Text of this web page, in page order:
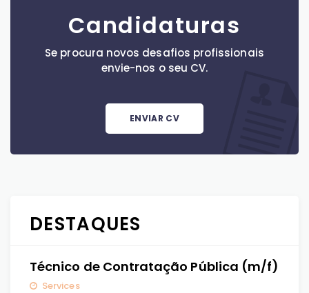
Candidaturas
Se procura novos desafios profissionais
envie-nos o seu CV.
ENVIAR CV
DESTAQUES
Técnico de Contratação Pública (m/f)
Services